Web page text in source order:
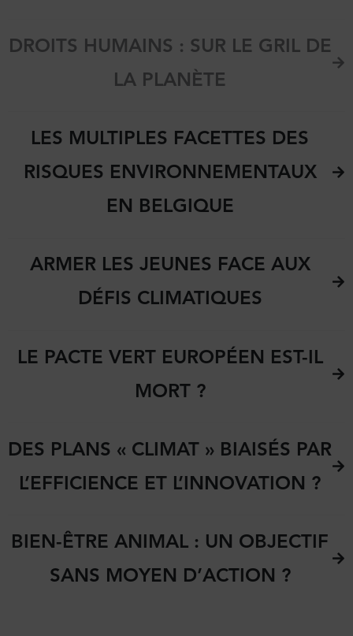
DROITS HUMAINS : SUR LE GRIL DE
LA PLANÈTE
LES MULTIPLES FACETTES DES
RISQUES ENVIRONNEMENTAUX
EN BELGIQUE
ARMER LES JEUNES FACE AUX
DÉFIS CLIMATIQUES
LE PACTE VERT EUROPÉEN EST-IL
MORT ?
DES PLANS « CLIMAT » BIAISÉS PAR
L’EFFICIENCE ET L’INNOVATION ?
BIEN-ÊTRE ANIMAL : UN OBJECTIF
SANS MOYEN D’ACTION ?